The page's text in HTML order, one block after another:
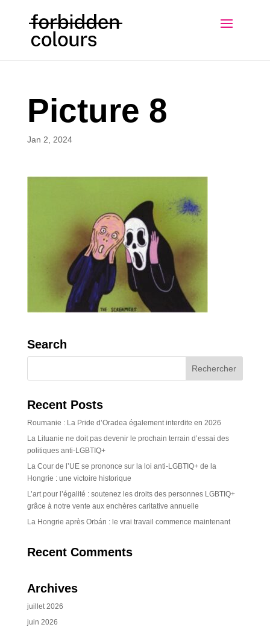
Picture 8
Jan 2, 2024
Search
Recent Posts
Roumanie : La Pride d’Oradea également interdite en 2026
La Lituanie ne doit pas devenir le prochain terrain d’essai des
politiques anti-LGBTIQ+
La Cour de l’UE se prononce sur la loi anti-LGBTIQ+ de la
Hongrie : une victoire historique
L’art pour l’égalité : soutenez les droits des personnes LGBTIQ+
grâce à notre vente aux enchères caritative annuelle
La Hongrie après Orbán : le vrai travail commence maintenant
Recent Comments
Archives
juillet 2026
juin 2026